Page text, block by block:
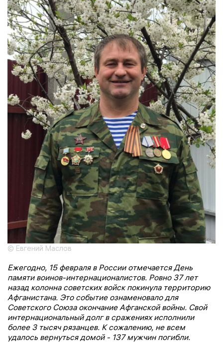
© Евгений Маслов
Ежегодно, 15 февраля в России отмечается День
памяти воинов-интернационалистов. Ровно 37 лет
назад колонна советских войск покинула территорию
Афганистана. Это событие ознаменовало для
Советского Союза окончание Афганской войны. Свой
интернациональный долг в сражениях исполнили
более 3 тысяч рязанцев. К сожалению, не всем
удалось вернуться домой - 137 мужчин погибли.